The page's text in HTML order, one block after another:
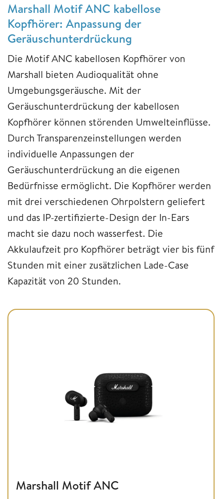
Marshall Motif ANC kabellose
Kopfhörer: Anpassung der
Geräuschunterdrückung
Die Motif ANC kabellosen Kopfhörer von
Marshall bieten Audioqualität ohne
Umgebungsgeräusche. Mit der
Geräuschunterdrückung der kabellosen
Kopfhörer können störenden Umwelteinflüsse.
Durch Transparenzeinstellungen werden
individuelle Anpassungen der
Geräuschunterdrückung an die eigenen
Bedürfnisse ermöglicht. Die Kopfhörer werden
mit drei verschiedenen Ohrpolstern geliefert
und das IP-zertifizierte-Design der In-Ears
macht sie dazu noch wasserfest. Die
Akkulaufzeit pro Kopfhörer beträgt vier bis fünf
Stunden mit einer zusätzlichen Lade-Case
Kapazität von 20 Stunden.
Marshall Motif ANC